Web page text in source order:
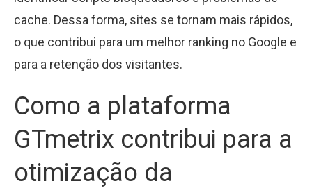
cache. Dessa forma, sites se tornam mais rápidos,
o que contribui para um melhor ranking no Google e
para a retenção dos visitantes.
Como a plataforma
GTmetrix contribui para a
otimização da